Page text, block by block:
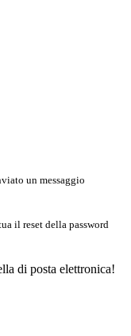
un messaggio
il reset della password
di posta elettronica!